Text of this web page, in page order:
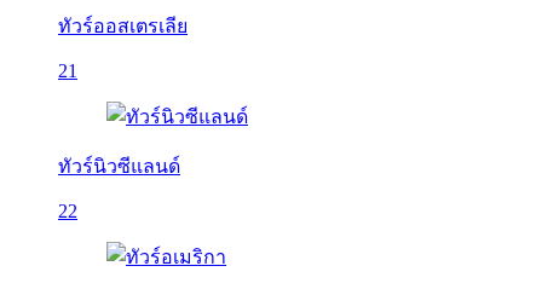
ทัวร์ออสเตรเลีย
21
ทัวร์นิวซีแลนด์
22